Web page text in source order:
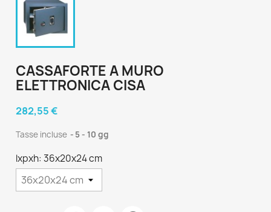
CASSAFORTE A MURO
ELETTRONICA CISA
282,55 €
Tasse incluse 5 - 10 gg
lxpxh: 36x20x24 cm